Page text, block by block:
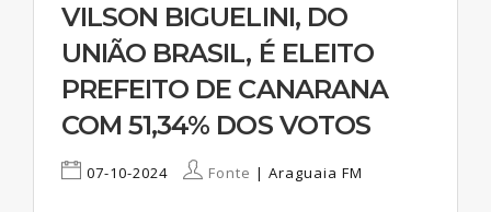
VILSON BIGUELINI, DO
UNIÃO BRASIL, É ELEITO
PREFEITO DE CANARANA
COM 51,34% DOS VOTOS
07-10-2024 Fonte | Araguaia FM